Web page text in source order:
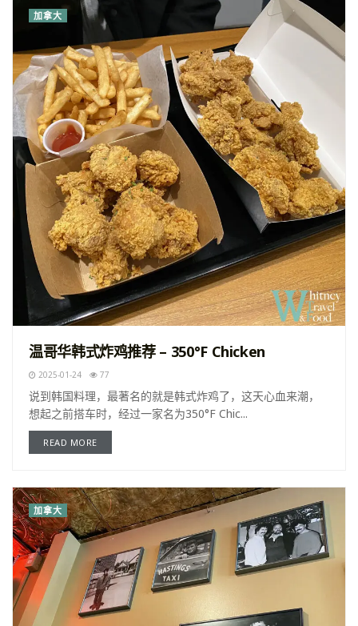
加拿大
温哥华韩式炸鸡推荐 – 350°F Chicken
2025-01-24 77
说到韩国料理，最著名的就是韩式炸鸡了，这天心血来潮，
想起之前搭车时，经过一家名为350°F Chic...
READ MORE
加拿大